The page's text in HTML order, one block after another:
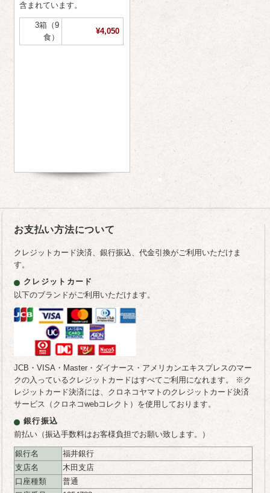
含まれています。
3箱（9
食）
¥4,050
お支払い方法について
クレジットカード決済、銀行振込、代金引換がご利用いただけま
す。
クレジットカード
以下のブランドがご利用いただけます。
JCB・VISA・Master・ダイナース・アメリカンエキスプレスのマー
クの入っているクレジットカードはすべてご利用になれます。 ※ク
レジットカード決済には、クロネコヤマトのクレジットカード決済
サービス（クロネコwebコレクト）を使用しております。
銀行振込
前払い（振込手数料はお客様負担でお願い致します。）
銀行名
福井銀行
支店名
木田支店
口座種類
普通